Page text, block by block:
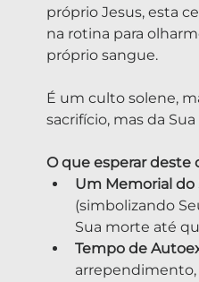
próprio Jesus, esta
na rotina para
próprio sangue.
É um culto solene,
sacrifício, mas da
O que esperar deste
Um Memorial do
(simbolizando
Sua morte até
Tempo de
arrependimento,